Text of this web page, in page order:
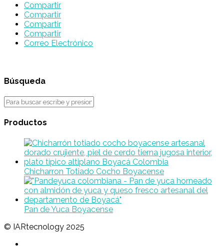
Compartir
Compartir
Compartir
Compartir
Correo Electrónico
Búsqueda
Productos
Chicharron Totiado Cocho Boyacense
Pan de Yuca Boyacense
© IARtecnology 2025